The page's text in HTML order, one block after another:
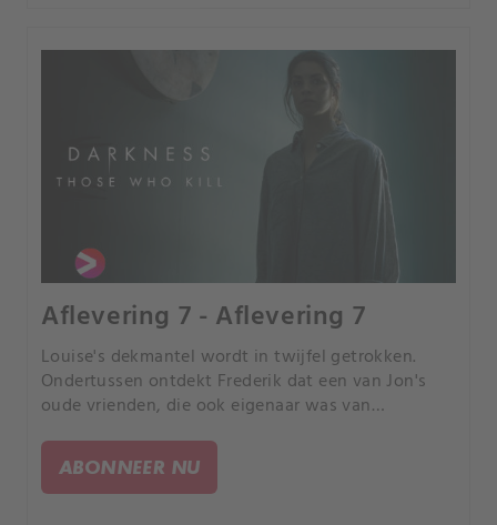
Aflevering 7 - Aflevering 7
Louise's dekmantel wordt in twijfel getrokken.
Ondertussen ontdekt Frederik dat een van Jon's
oude vrienden, die ook eigenaar was van
brand.
ABONNEER NU